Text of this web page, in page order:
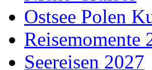
Ostsee Polen
Reisemomente
Seereisen 2027